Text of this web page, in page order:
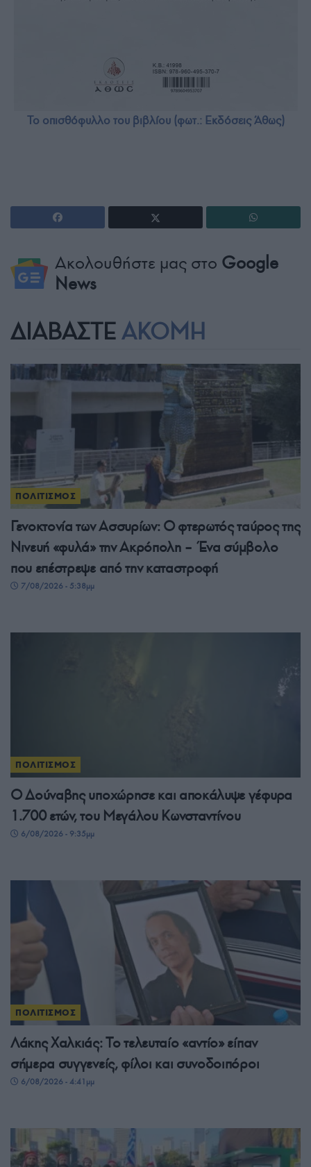
Το οπισθόφυλλο του βιβλίου (φωτ.: Εκδόσεις Άθως)
Ακολουθήστε μας στο Google
News
ΔΙΑΒΑΣΤΕ ΑΚΟΜΗ
ΠΟΛΙΤΙΣΜΟΣ
Γενοκτονία των Ασσυρίων: Ο φτερωτός ταύρος της
Νινευή «φυλά» την Ακρόπολη – Ένα σύμβολο
που επέστρεψε από την καταστροφή
7/08/2026 - 5:38μμ
ΠΟΛΙΤΙΣΜΟΣ
Ο Δούναβης υποχώρησε και αποκάλυψε γέφυρα
1.700 ετών, του Μεγάλου Κωνσταντίνου
6/08/2026 - 9:35μμ
ΠΟΛΙΤΙΣΜΟΣ
Λάκης Χαλκιάς: Το τελευταίο «αντίο» είπαν
σήμερα συγγενείς, φίλοι και συνοδοιπόροι
6/08/2026 - 4:41μμ